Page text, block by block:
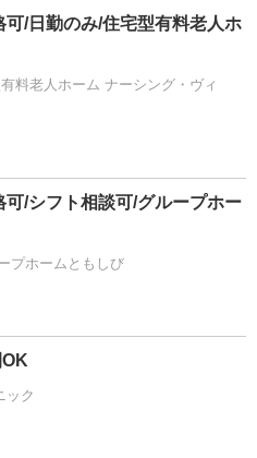
可/日勤のみ/住宅型有料老人ホ
料老人ホーム ナーシング・ヴィ
可/シフト相談可/グループホー
プホームともしび
ック